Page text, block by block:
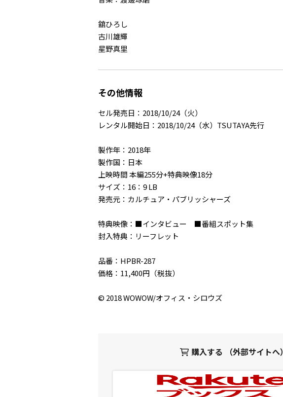
舘ひろし
古川雄輝
星野真里
その他情報
セル発売日：2018/10/24（火）
レンタル開始日：2018/10/24（水）TSUTAYA先行
製作年：2018年
製作国：日本
上映時間 本編255分+特典映像18分
サイズ：16：9 LB
発売元：カルチュア・パブリッシャーズ
特典映像：■インタビュー ■番組スポット集
封入特典：リーフレット
品番：HPBR-287
価格：11,400円（税抜）
© 2018 WOWOW/オフィス・シロウズ
購入する （外部サイトへ）